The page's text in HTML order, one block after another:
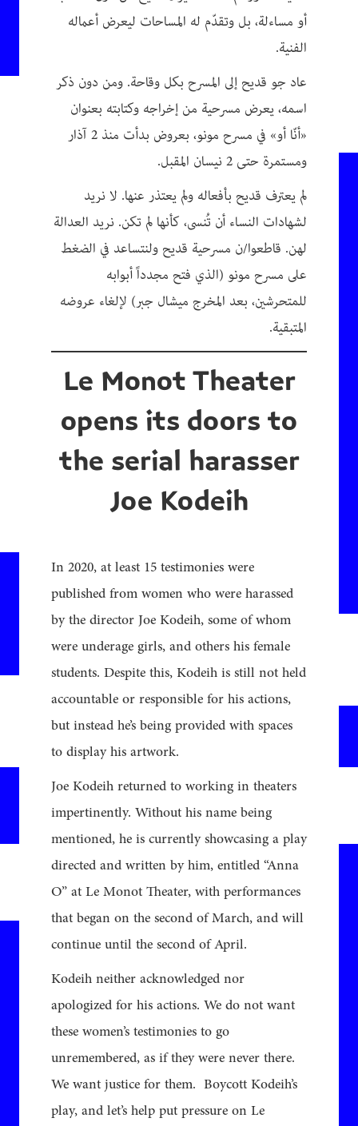
أو مساءلة، بل وتقدّم له المساحات ليعرض أعماله
الفنية.
عاد جو قديح إلى المسرح بكل وقاحة. ومن دون ذكر
اسمه، يعرض مسرحية من إخراجه وكتابته بعنوان
«أنّا أو» في مسرح مونو، بعروض بدأت منذ 2 آذار
ومستمرة حتى 2 نيسان المقبل.
لم يعترف قديح بأفعاله ولم يعتذر عنها. لا نريد
لشهادات النساء أن تُنسى، كأنها لم تكن. نريد العدالة
لهن. قاطعوا/ن مسرحية قديح ولنتساعد في الضغط
على مسرح مونو (الذي فتح مجدداً أبوابه
للمتحرشين، بعد المخرج ميشال جبر) لإلغاء عروضه
المتبقية.
Le Monot Theater
opens its doors to
the serial harasser
Joe Kodeih
In 2020, at least 15 testimonies were
published from women who were harassed
by the director Joe Kodeih, some of whom
were underage girls, and others his female
students. Despite this, Kodeih is still not held
accountable or responsible for his actions,
but instead he’s being provided with spaces
to display his artwork.
Joe Kodeih returned to working in theaters
impertinently. Without his name being
mentioned, he is currently showcasing a play
directed and written by him, entitled “Anna
O” at Le Monot Theater, with performances
that began on the second of March, and will
continue until the second of April.
Kodeih neither acknowledged nor
apologized for his actions. We do not want
these women’s testimonies to go
unremembered, as if they were never there.
We want justice for them. Boycott Kodeih’s
play, and let’s help put pressure on Le